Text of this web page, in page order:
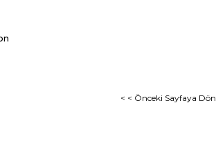
< < Önceki Sayfaya Dön